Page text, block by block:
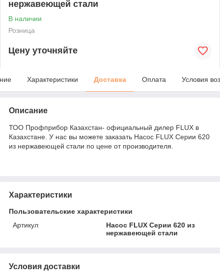
нержавеющей стали
В наличии
Розница
Цену уточняйте
Характеристики Доставка Оплата Условия
Описание
ТОО Профприбор Казахстан- официальный дилер FLUX в
Казахстане. У нас вы можете заказать Насос FLUX Серии 620
из нержавеющей стали по цене от производителя.
Характеристики
Пользовательские характеристики
Артикул
Насос FLUX Серии 620 из
нержавеющей стали
Условия доставки